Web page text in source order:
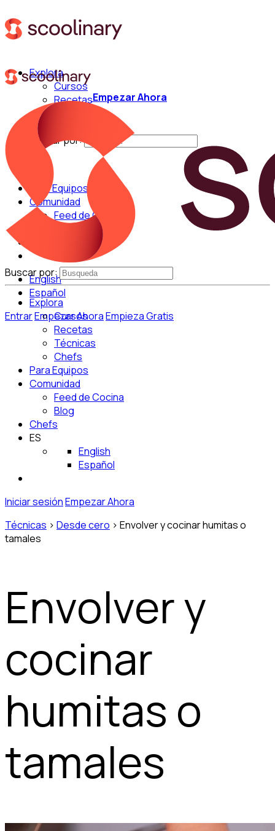
Explora
Cursos
Recetas
Buscar por:
Para Equipos
Comunidad
Feed de Cocina
English
Español
EntrarEmpezar AhoraEmpieza Gratis
Empezar Ahora
Buscar por:
Explora
Cursos
Recetas
Técnicas
Chefs
Para Equipos
Comunidad
Feed de Cocina
Blog
Chefs
ES
English
Español
Iniciar sesiónEmpezar Ahora
Técnicas > Desde cero > Envolver y cocinar humitas o
tamales
Envolver y
cocinar
humitas o
tamales